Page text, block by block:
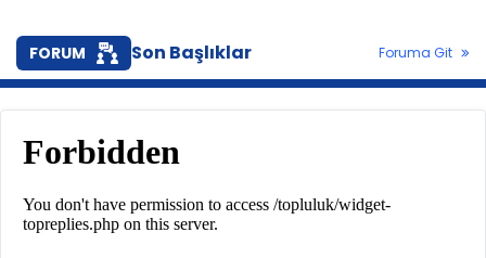
FORUM Son Başlıklar Foruma Git